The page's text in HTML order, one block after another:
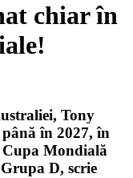
chiar în
Tony
în 2027, în
Mondială
D, scrie